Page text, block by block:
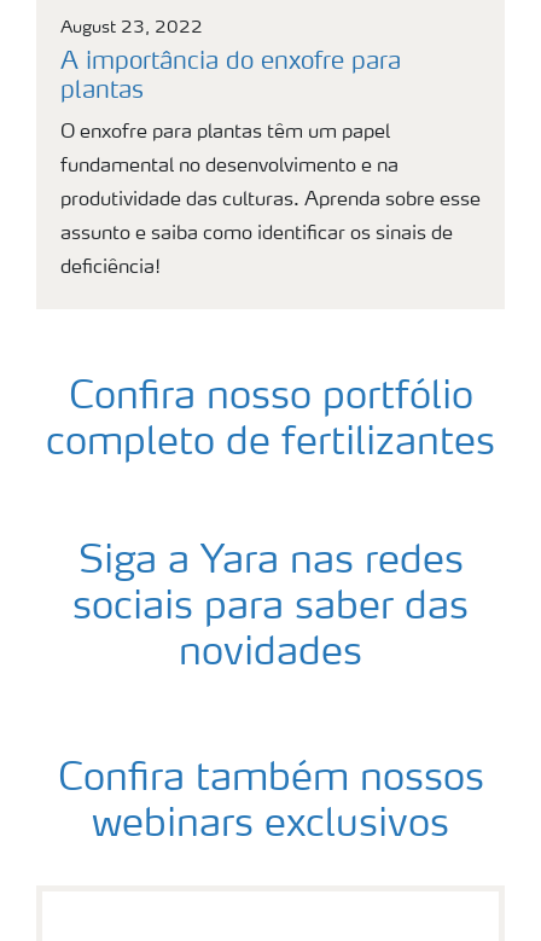
August 23, 2022
A importância do enxofre para
plantas
O enxofre para plantas têm um papel
fundamental no desenvolvimento e na
produtividade das culturas. Aprenda sobre esse
assunto e saiba como identificar os sinais de
deficiência!
Confira nosso portfólio
completo de fertilizantes
Siga a Yara nas redes
sociais para saber das
novidades
Confira também nossos
webinars exclusivos